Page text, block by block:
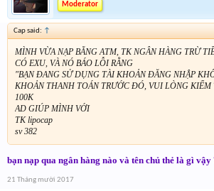
Moderator
Cap said: ↑
MÌNH VỪA NẠP BẰNG ATM, TK NGÂN HÀNG TRỪ
CÓ EXU, VÀ NÓ BÁO LỖI RẰNG
"BẠN ĐANG SỬ DỤNG TÀI KHOẢN ĐĂNG NHẬP
KHOẢN THANH TOÁN TRƯỚC ĐÓ, VUI LÒNG KIỂM
100K
AD GIÚP MÌNH VỚI
TK lipocap
sv 382
bạn nạp qua ngân hàng nào và tên chủ thẻ là gì vậy
21 Tháng mười 2017